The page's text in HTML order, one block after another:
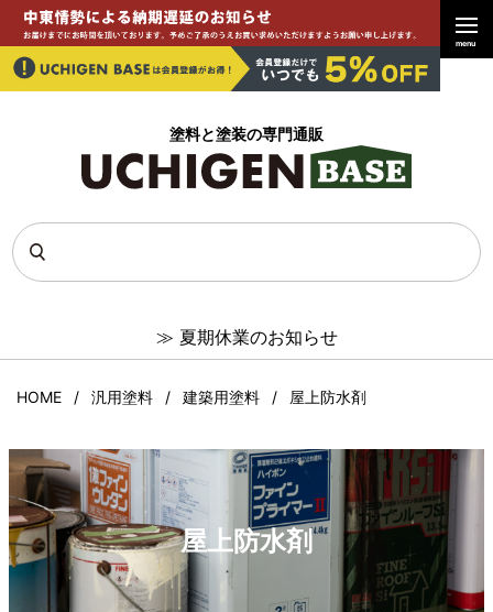
塗料と塗装の専門通販
≫ 夏期休業のお知らせ
menu
HOME 汎用塗料 建築用塗料 屋上防水剤
屋上防水剤